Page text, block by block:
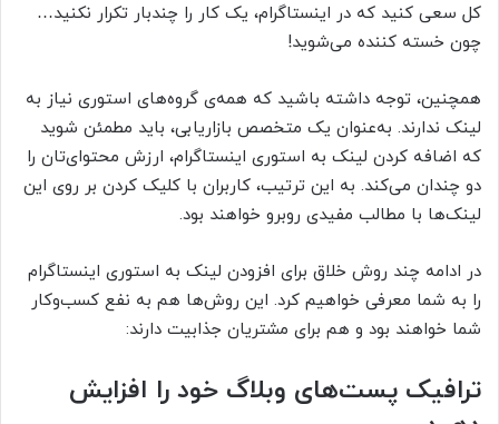
کل سعی کنید که در اینستاگرام، یک کار را چندبار تکرار نکنید…
چون خسته کننده می‌شوید!
همچنین، توجه داشته باشید که همه‌ی گروه‌های استوری نیاز به
لینک ندارند. به‌عنوان یک متخصص بازاریابی، باید مطمئن شوید
که اضافه کردن لینک به استوری اینستاگرام، ارزش محتوای‌تان را
دو چندان می‌کند. به این ترتیب، کاربران با کلیک کردن بر روی این
لینک‌ها با مطالب مفیدی روبرو خواهند بود.
در ادامه چند روش خلاق برای افزودن لینک به استوری اینستاگرام
را به شما معرفی خواهیم کرد. این روش‌ها هم به نفع کسب‌و‌کار
شما خواهند بود و هم برای مشتریان جذابیت دارند:
ترافیک پست‌های وبلاگ خود را افزایش